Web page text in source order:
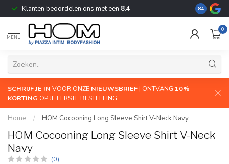
Klanten beoordelen ons met een 8.4 De
8.4
MENU
0
SCHRIJF JE IN VOOR ONZE NIEUWSBRIEF| ONTVANG 10%
KORTING OP JE EERSTE BESTELLING
Home / HOM Cocooning Long Sleeve Shirt V-Neck Navy
HOM Cocooning Long Sleeve Shirt V-Neck
Navy
(0)